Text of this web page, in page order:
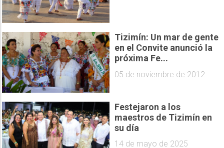
Tizimín: Un mar de gente
en el Convite anunció la
próxima Fe...
05 de noviembre de 2012
Festejaron a los
maestros de Tizimín en
su día
14 de mayo de 2025